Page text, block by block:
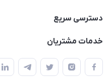
05191001370
دسترسی سریع
حساب کاربری
لیست محصولات
خدمات مشتریان
پیگیری سفارش
قوانین و مقرارت